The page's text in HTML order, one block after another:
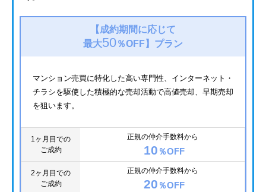
【成約期間に応じて
最大50％OFF】 プラン
マンション売買に特化した高い専門性、インターネット・
チラシを駆使した積極的な売却活動で高値売却、早期売却
を狙います。
1ヶ月目での
ご成約
正規の仲介手数料から
10 ％OFF
2ヶ月目での
ご成約
正規の仲介手数料から
20 ％OFF